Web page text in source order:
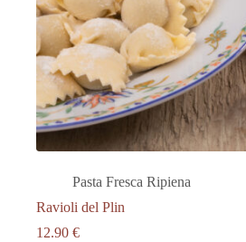
Pasta Fresca Ripiena
Ravioli del Plin
12.90 €